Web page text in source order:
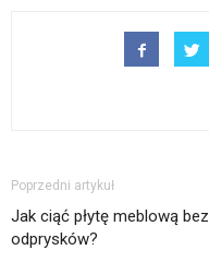
Poprzedni artykuł
Jak ciąć płytę meblową bez
odprysków?